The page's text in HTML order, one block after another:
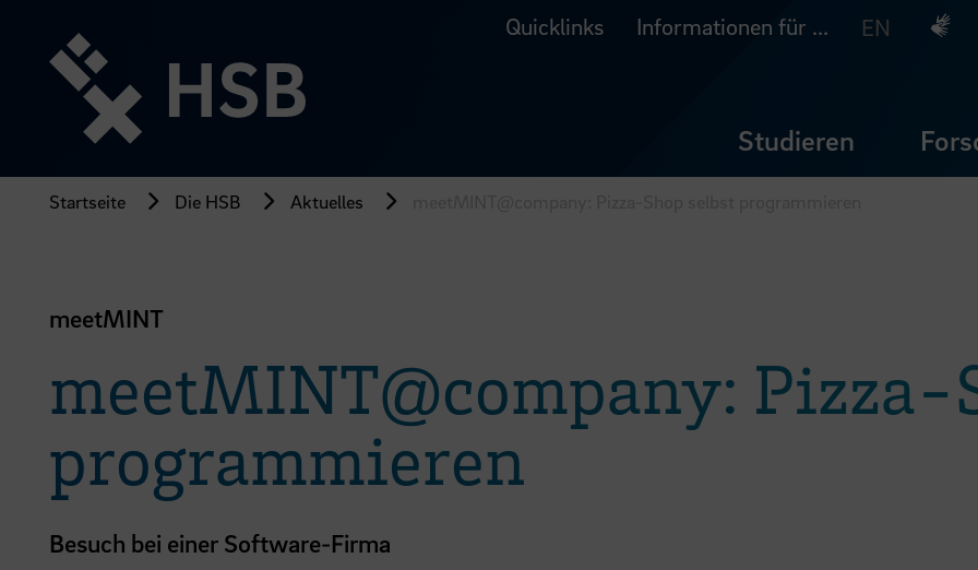
Seiteninhalt
springen
Quicklinks Informationen für ... EN
Studieren
Startseite Die HSB Aktuelles
meetMINT
meetMINT@company: Pizza-
programmieren
Besuch bei einer Software-Firma